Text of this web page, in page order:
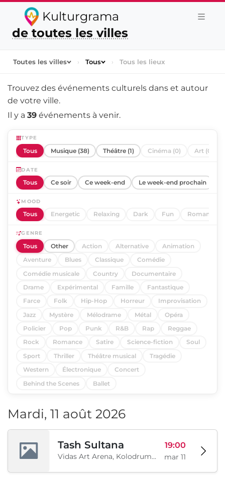
Kulturgrama
de toutes les villes
Toutes les villes › Tous › Tous les lieux
Trouvez des événements culturels dans et autour
de votre ville.
Il y a 39 événements à venir.
TYPE
Tous Musique (38) Théâtre (1) Cinéma (0) Art (0)
DATE
Tous Ce soir Ce week-end Le week-end prochain
MOOD
Tous Energetic Relaxing Dark Fun Romantic
GENRE
Tous Other Action Alternative
Animation
Aventure
Blues Classique
Comédie
Comédie musicale
Country
Documentaire
Drame
Expérimental Famille
Fantastique
Farce
Folk Hip-Hop Horreur
Improvisation
Jazz
Mystère Mélodrame Métal
Opéra
Policier
Pop Punk R&B Rap
Reggae
Rock
Romance Satire Science-fiction
Soul
Sport
Thriller Théâtre musical
Tragédie
Western
Électronique
Concert
Behind the Scenes
Ballet
Mardi, 11 août 2026
Tash Sultana
Vidas Art Arena, Kolodrum, Borisova gradina, Sofia, BG
19:00
mar 11